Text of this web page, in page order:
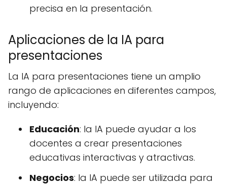
precisa en la presentación.
Aplicaciones de la IA para
presentaciones
La IA para presentaciones tiene un amplio
rango de aplicaciones en diferentes campos,
incluyendo:
Educación: la IA puede ayudar a los
docentes a crear presentaciones
educativas interactivas y atractivas.
Negocios: la IA puede ser utilizada para